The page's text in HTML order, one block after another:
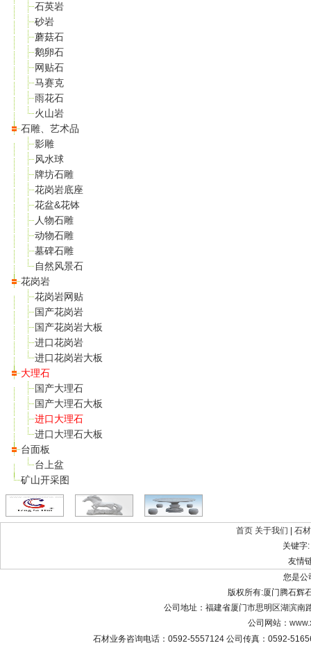
石英岩
砂岩
蘑菇石
鹅卵石
网贴石
马赛克
雨花石
火山岩
石雕、艺术品
影雕
风水球
牌坊石雕
花岗岩底座
花盆&花钵
人物石雕
动物石雕
墓碑石雕
自然风景石
花岗岩
花岗岩网贴
国产花岗岩
国产花岗岩大板
进口花岗岩
进口花岗岩大板
大理石
国产大理石
国产大理石大板
进口大理石
进口大理石大板
台面板
台上盆
矿山开采图
首页 关于我们
石
关键字:
友
您是公
版权所有:厦门腾石辉
公司地址：福建省厦门市思明区湖滨
公司网站：
石材业务咨询电话：0592-5557124 公司传真：0592-